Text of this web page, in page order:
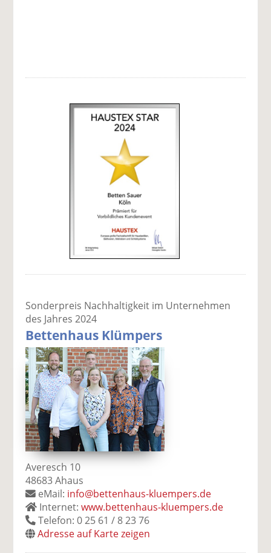
Sonderpreis Nachhaltigkeit im Unternehmen
des Jahres 2024
Bettenhaus Klümpers
Averesch 10
48683 Ahaus
eMail: info@bettenhaus-kluempers.de
Internet:www.bettenhaus-kluempers.de
Telefon: 0 25 61 / 8 23 76
Adresse auf Karte zeigen